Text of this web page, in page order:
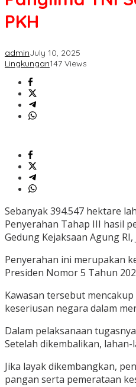
PKH
adminJuly 10, 2025
Lingkungan147 Views
Sebanyak 394.547 hektare
Penyerahan Tahap III hasil
Gedung Kejaksaan Agung RI,
Penyerahan ini merupakan
Presiden Nomor 5 Tahun
Kawasan tersebut
keseriusan negara dalam
Dalam pelaksanaan
Setelah dikembalikan,
Jika layak dikembangkan,
pangan serta pemerataan